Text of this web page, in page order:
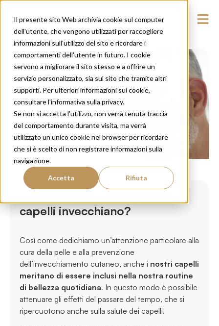
Il presente sito Web archivia cookie sul computer
dell'utente, che vengono utilizzati per raccogliere
informazioni sull'utilizzo del sito e ricordare i
comportamenti dell'utente in futuro. I cookie
servono a migliorare il sito stesso e a offrire un
servizio personalizzato, sia sul sito che tramite altri
supporti. Per ulteriori informazioni sui cookie,
consultare l'informativa sulla privacy.
Se non si accetta l'utilizzo, non verrà tenuta traccia
del comportamento durante visita, ma verrà
utilizzato un unico cookie nel browser per ricordare
che si è scelto di non registrare informazioni sulla
navigazione.
Accetta Rifiuta
Salute dei capelli
capelli invecchiano?
Così come dedichiamo un’attenzione particolare alla
cura della pelle e alla prevenzione
dell’invecchiamento cutaneo, anche i nostri capelli
meritano di essere inclusi nella nostra routine
di bellezza quotidiana. In questo modo è possibile
attenuare gli effetti del passare del tempo, che si
ripercuotono anche sulla salute dei capelli.